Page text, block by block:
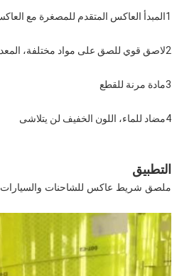
1المبدأ العاكس المتقدم للمصغرة مع العاكسة العالية
2لاصق قوي للصق على مواد مختلفة، المعدن، البلاستيك، الخشب الخ
3مادة مرنة للقطع
4مضاد للماء، اللون الخفيف لن يتلاشى
التطبيق
ملصق شريط عاكس للشاحنات والسيارات